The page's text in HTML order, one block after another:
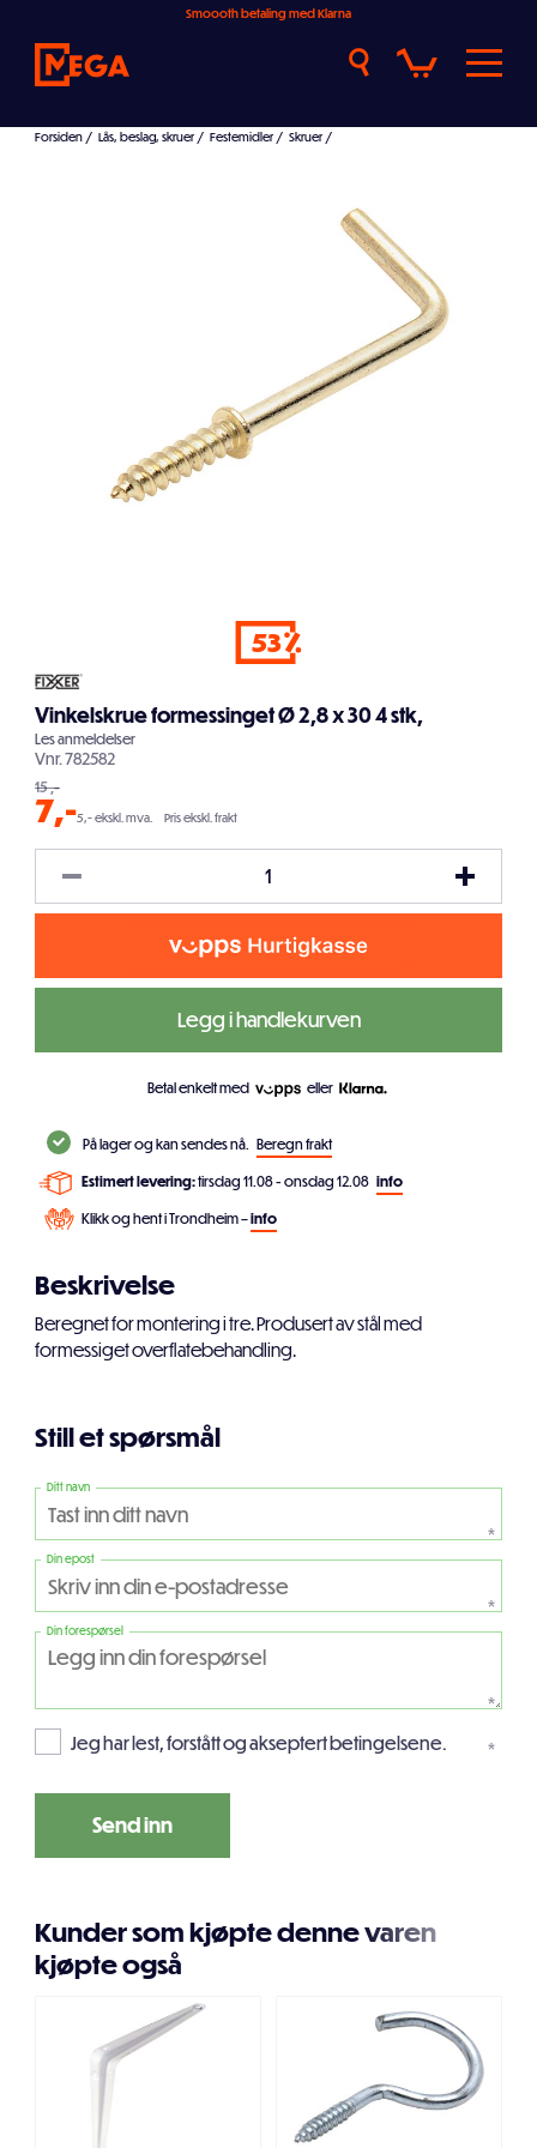
Smoooth betaling med Klarna
Forsiden / Lås, beslag, skruer / Festemidler / Skruer /
53
Vinkelskrue formessinget Ø 2,8 x 30 4 stk,
Lesanmeldelser
Vnr.782582
15,-
7,-5,- ekskl. mva. Pris ekskl. frakt
Legg i handlekurven
Betal enkelt med eller
På lager og kan sendes nå. Beregn frakt
Estimert levering:tirsdag 11.08 - onsdag 12.08 info
Klikk og hent i Trondheim –info
Beskrivelse
Beregnet for montering i tre. Produsert av stål med
formessiget overflatebehandling.
Still et spørsmål
Ditt navn
*
Din epost
*
Din forespørsel
*
Jeg har lest, forstått og akseptert betingelsene. *
Kunder som kjøpte denne varen
kjøpte også